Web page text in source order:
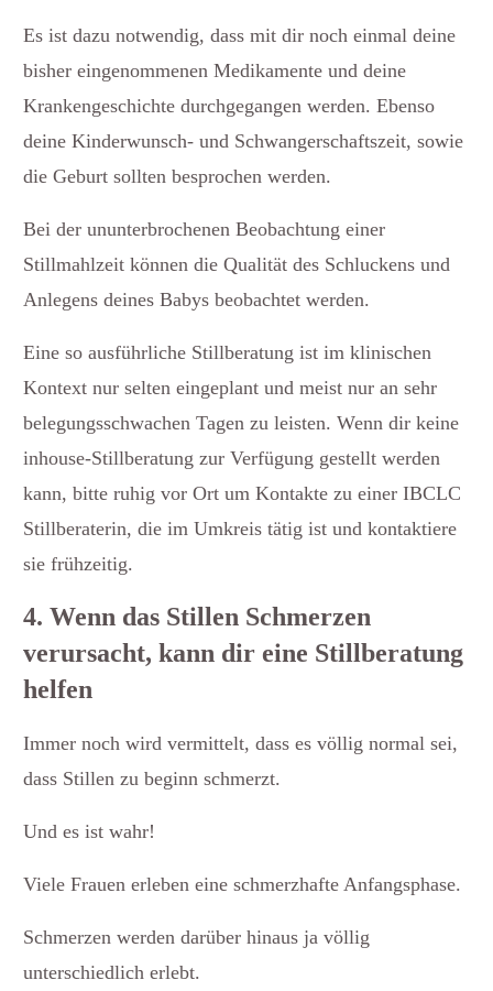
Es ist dazu notwendig, dass mit dir noch einmal deine
bisher eingenommenen Medikamente und deine
Krankengeschichte durchgegangen werden. Ebenso
deine Kinderwunsch- und Schwangerschaftszeit, sowie
die Geburt sollten besprochen werden.
Bei der ununterbrochenen Beobachtung einer
Stillmahlzeit können die Qualität des Schluckens und
Anlegens deines Babys beobachtet werden.
Eine so ausführliche Stillberatung ist im klinischen
Kontext nur selten eingeplant und meist nur an sehr
belegungsschwachen Tagen zu leisten. Wenn dir keine
inhouse-Stillberatung zur Verfügung gestellt werden
kann, bitte ruhig vor Ort um Kontakte zu einer IBCLC
Stillberaterin, die im Umkreis tätig ist und kontaktiere
sie frühzeitig.
4. Wenn das Stillen Schmerzen
verursacht, kann dir eine Stillberatung
helfen
Immer noch wird vermittelt, dass es völlig normal sei,
dass Stillen zu beginn schmerzt.
Und es ist wahr!
Viele Frauen erleben eine schmerzhafte Anfangsphase.
Schmerzen werden darüber hinaus ja völlig
unterschiedlich erlebt.